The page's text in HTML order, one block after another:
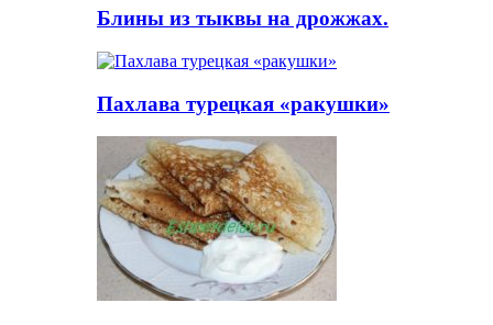
Блины из тыквы на дрожжах.
Пахлава турецкая «ракушки»